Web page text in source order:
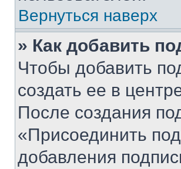
Вернуться наверх
» Как добавить
Чтобы добавить
создать ее в
После создания
«Присоединить
добавления